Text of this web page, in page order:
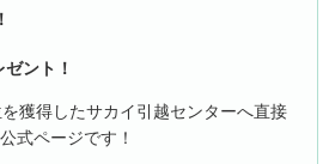
ント！
獲得したサカイ引越センターへ直接
式ページです！